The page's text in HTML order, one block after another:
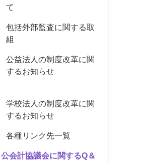
て
包括外部監査に関する取
組
公益法人の制度改革に関
するお知らせ
学校法人の制度改革に関
するお知らせ
各種リンク先一覧
公会計協議会に関するQ＆